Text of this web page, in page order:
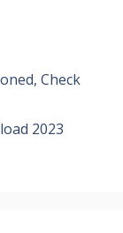
Check
2023